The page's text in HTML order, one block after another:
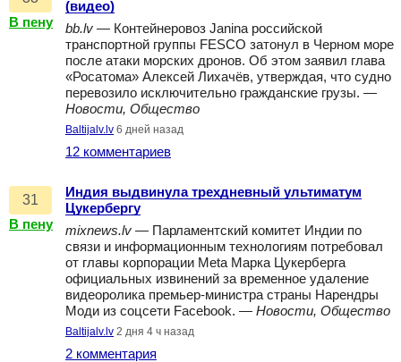
В пену
(видео)
bb.lv — Контейнеровоз Janina российской
транспортной группы FESCO затонул в Черном море
после атаки морских дронов. Об этом заявил глава
«Росатома» Алексей Лихачёв, утверждая, что судно
перевозило исключительно гражданские грузы. —
Новости, Общество
Baltijalv.lv 6 дней назад
12 комментариев
31
В пену
Индия выдвинула трехдневный ультиматум
Цукербергу
mixnews.lv — Парламентский комитет Индии по
связи и информационным технологиям потребовал
от главы корпорации Meta Марка Цукерберга
официальных извинений за временное удаление
видеоролика премьер-министра страны Нарендры
Моди из соцсети Facebook. — Новости, Общество
Baltijalv.lv 2 дня 4 ч назад
2 комментария